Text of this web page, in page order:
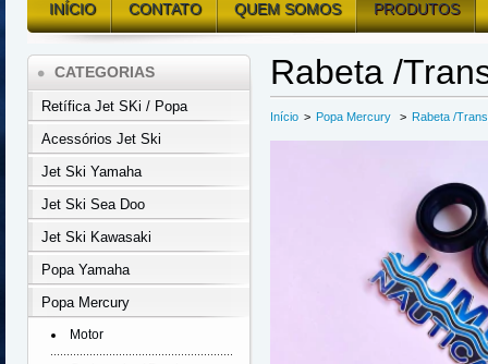
INÍCIO CONTATO QUEM SOMOS PRODUTOS
CATEGORIAS
Retífica Jet SKi / Popa
Acessórios Jet Ski
Jet Ski Yamaha
Jet Ski Sea Doo
Jet Ski Kawasaki
Popa Yamaha
Popa Mercury
Motor
Rabeta /
Início > Popa Mercury > Rabeta /